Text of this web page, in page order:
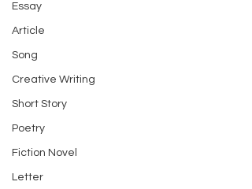
Essay
Article
Song
Creative Writing
Short Story
Poetry
Fiction Novel
Letter